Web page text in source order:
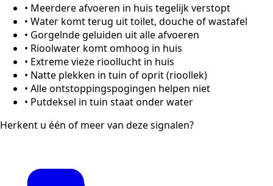
• Meerdere afvoeren in huis tegelijk verstopt
• Water komt terug uit toilet, douche of wastafel
• Gorgelnde geluiden uit alle afvoeren
• Rioolwater komt omhoog in huis
• Extreme vieze rioollucht in huis
• Natte plekken in tuin of oprit (rioollek)
• Alle ontstoppingspogingen helpen niet
• Putdeksel in tuin staat onder water
Herkent u één of meer van deze signalen?